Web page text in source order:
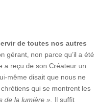
de toutes nos autres
gérant, non parce qu’il a été
a reçu de son Créateur un
même disait que nous ne
qui se montrent les
de la lumière ».
Il suffit